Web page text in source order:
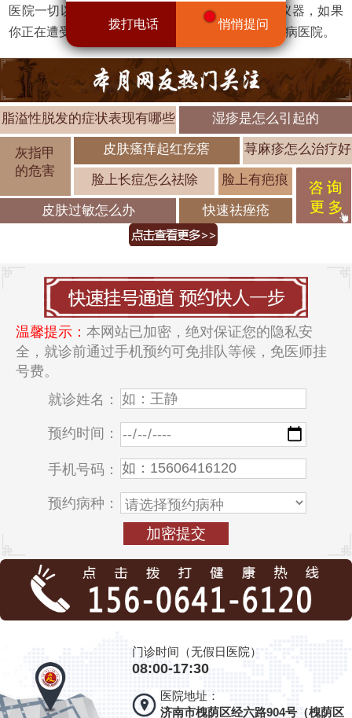
医院一切以患者为中心，不断引进先进的疗法和仪器，如果
你正在遭受皮肤病的困扰，不如选择济南中研皮肤病医院。
脂溢性脱发的症状表现有哪些 湿疹是怎么引起的
灰指甲
的危害
皮肤瘙痒起红疙瘩 荨麻疹怎么治疗好
脸上长痘怎么祛除 脸上有疤痕
皮肤过敏怎么办 快速祛痤疮
温馨提示：本网站已加密，绝对保证您的隐私安
全，就诊前通过手机预约可免排队等候，免医师挂
号费。
就诊姓名：
预约时间：
手机号码：
预约病种：
门诊时间（无假日医院）
08:00-17:30
医院地址：
济南市槐荫区经六路904号（槐荫区
拨打电话 悄悄提问